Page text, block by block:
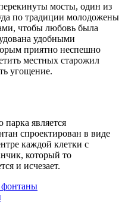
мосты, один из
по традиции молодожены
чтобы любовь была
удобными
приятно неспешно
местных старожил
угощение.
парка является
спроектирован в виде
каждой клетки с
который то
и исчезает.